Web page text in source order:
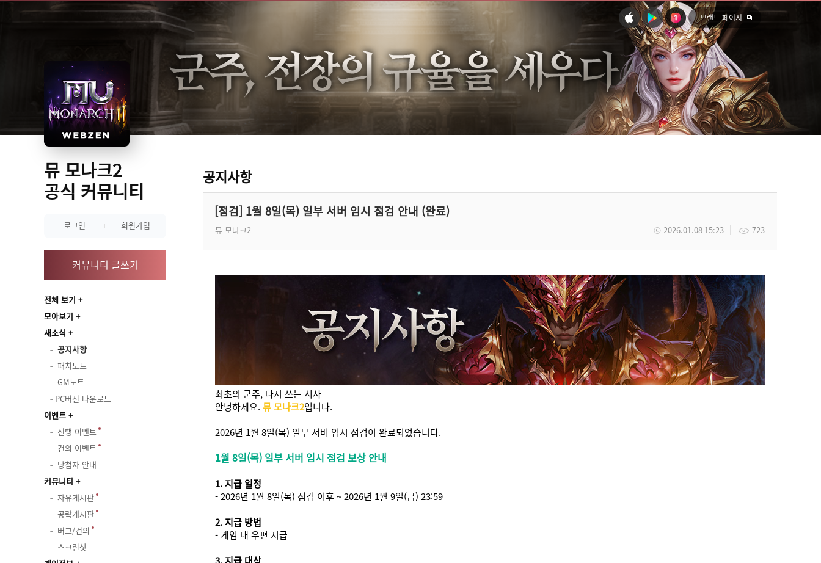
브랜드 페이지
뮤 모나크2
공식 커뮤니티
로그인 회원가입
커뮤니티 글쓰기
전체 보기
모아보기
새소식
공지사항
패치노트
GM노트
PC버전 다운로드
이벤트
진행 이벤트
건의 이벤트
당첨자 안내
커뮤니티
자유게시판
공략게시판
버그/건의
스크린샷
공지사항
[점검] 1월 8일(목) 일부 서버 임시 점검 안내 (완료)
뮤 모나크2 723
2026.01.08 15:23
최초의 군주, 다시 쓰는 서사
안녕하세요. 뮤 모나크2입니다.
2026년 1월 8일(목) 일부 서버 임시 점검이 완료되었습니다.
1월 8일(목) 일부 서버 임시 점검 보상 안내
1. 지급 일정
- 2026년 1월 8일(목) 점검 이후 ~ 2026년 1월 9일(금) 23:59
2. 지급 방법
- 게임 내 우편 지급